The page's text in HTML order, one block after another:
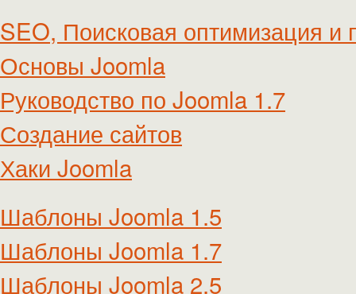
SEO, Поисковая оптимизация и
Основы Joomla
Руководство по Joomla 1.7
Создание сайтов
Хаки Joomla
Шаблоны Joomla 1.5
Шаблоны Joomla 1.7
Шаблоны Joomla 2.5